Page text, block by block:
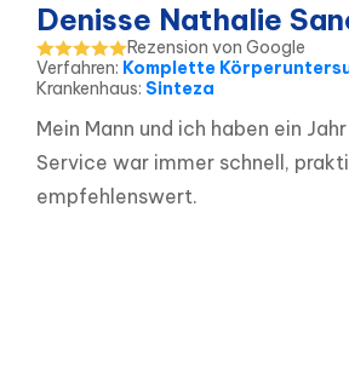
Denisse Nathalie
Rezension von Google
Verfahren: Komplette
Krankenhaus: Sinteza
Mein Mann und ich haben ein
Service war immer schnell,
empfehlenswert.